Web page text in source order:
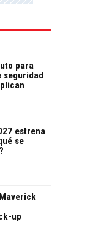
para
estrena
se
up